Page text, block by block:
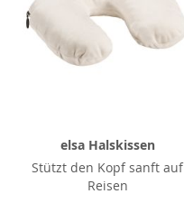
elsa Halskissen
Stützt den Kopf sanft auf
Reisen